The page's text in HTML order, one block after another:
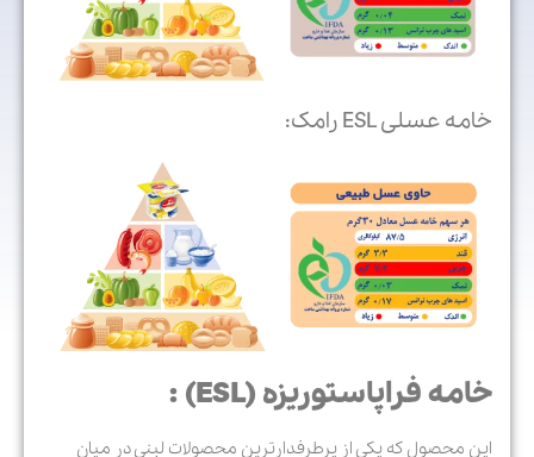
خامه عسلی ESL رامک:
خامه فراپاستوریزه (ESL) :
این محصول که یکی از پرطرفدارترین محصولات لبنی در میان